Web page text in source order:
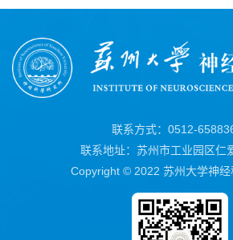
联系方式：0512-
联系地址：苏州市工业园区仁
Copyright © 2022 苏州大学神经